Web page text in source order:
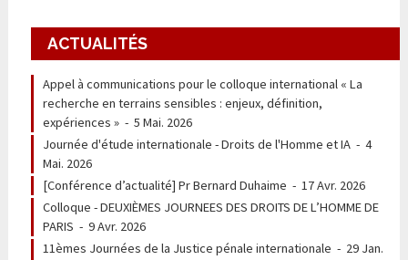
ACTUALITÉS
Appel à communications pour le colloque international « La
recherche en terrains sensibles : enjeux, définition,
expériences »- 5 Mai. 2026
Journée d'étude internationale - Droits de l'Homme et IA- 4
Mai. 2026
[Conférence d’actualité] Pr Bernard Duhaime - 17 Avr. 2026
Colloque - DEUXIÈMES JOURNEES DES DROITS DE L’HOMME DE
PARIS - 9 Avr. 2026
11èmes Journées de la Justice pénale internationale - 29 Jan.